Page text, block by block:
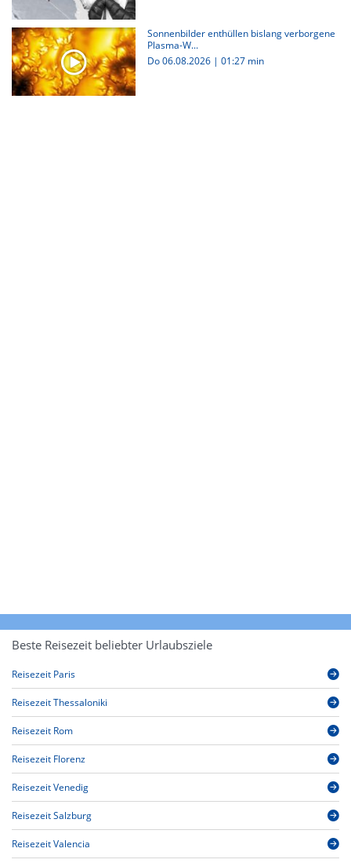
Sonnenbilder enthüllen bislang verborgene
Plasma-W...
Do 06.08.2026 | 01:27 min
Beste Reisezeit beliebter Urlaubsziele
Reisezeit Paris
Reisezeit Thessaloniki
Reisezeit Rom
Reisezeit Florenz
Reisezeit Venedig
Reisezeit Salzburg
Reisezeit Valencia